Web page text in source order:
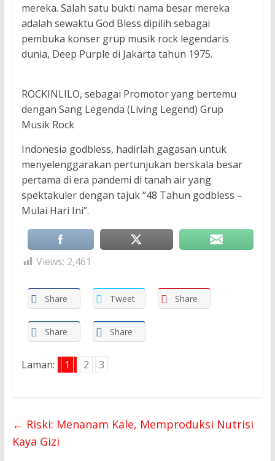
mereka. Salah satu bukti nama besar mereka
adalah sewaktu God Bless dipilih sebagai
pembuka konser grup musik rock legendaris
dunia, Deep Purple di Jakarta tahun 1975.
ROCKINLILO, sebagai Promotor yang bertemu
dengan Sang Legenda (Living Legend) Grup
Musik Rock
Indonesia godbless, hadirlah gagasan untuk
menyelenggarakan pertunjukan berskala besar
pertama di era pandemi di tanah air yang
spektakuler dengan tajuk “48 Tahun godbless –
Mulai Hari Ini”.
Views: 2,461
Share Tweet Share
Share Share
Laman: 1 2 3
← Riski: Menanam Kale, Memproduksi Nutrisi
Kaya Gizi